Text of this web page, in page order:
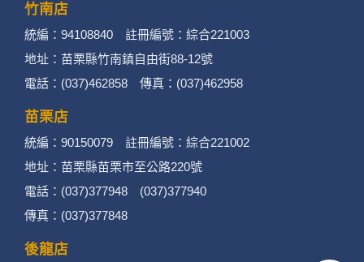
竹南店
統編：94108840 註冊編號：綜合221003
地址：苗栗縣竹南鎮自由街88-12號
電話：(037)462858 傳真：(037)462958
苗栗店
統編：90150079 註冊編號：綜合221002
地址：苗栗縣苗栗市至公路220號
電話：(037)377948 (037)377940
傳真：(037)377848
後龍店